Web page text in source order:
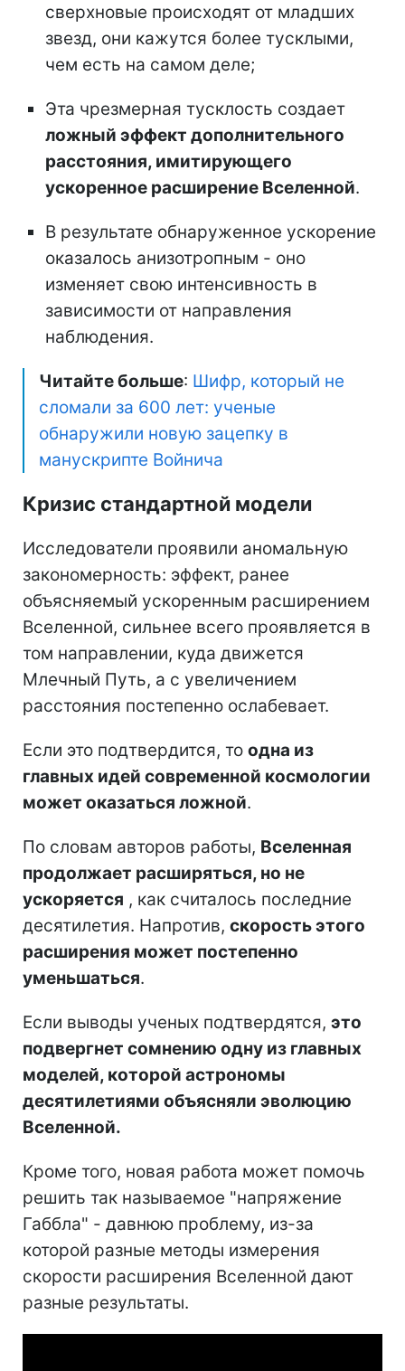
сверхновые происходят от младших
звезд, они кажутся более тусклыми,
чем есть на самом деле;
Эта чрезмерная тусклость создает
ложный эффект дополнительного
расстояния, имитирующего
ускоренное расширение Вселенной.
В результате обнаруженное ускорение
оказалось анизотропным - оно
изменяет свою интенсивность в
зависимости от направления
наблюдения.
Читайте больше: Шифр, который не
сломали за 600 лет: ученые
обнаружили новую зацепку в
манускрипте Войнича
Кризис стандартной модели
Исследователи проявили аномальную
закономерность: эффект, ранее
объясняемый ускоренным расширением
Вселенной, сильнее всего проявляется в
том направлении, куда движется
Млечный Путь, а с увеличением
расстояния постепенно ослабевает.
Если это подтвердится, то одна из
главных идей современной космологии
может оказаться ложной.
По словам авторов работы, Вселенная
продолжает расширяться, но не
ускоряется , как считалось последние
десятилетия. Напротив, скорость этого
расширения может постепенно
уменьшаться.
Если выводы ученых подтвердятся, это
подвергнет сомнению одну из главных
моделей, которой астрономы
десятилетиями объясняли эволюцию
Вселенной.
Кроме того, новая работа может помочь
решить так называемое "напряжение
Габбла" - давнюю проблему, из-за
которой разные методы измерения
скорости расширения Вселенной дают
разные результаты.